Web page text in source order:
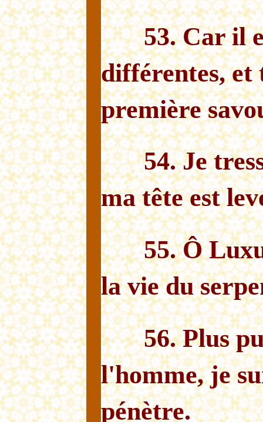
53. Car il
différentes, et
première
54. Je
ma tête est
55. Ô
la vie du
56. Plus
l'homme, je
pénètre.